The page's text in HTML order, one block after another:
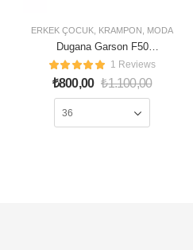
ERKEK ÇOCUK KRAMPON MODA
Dugana Garson F50
Krampon Su Yeşil Fıstık
Sarı
1 Reviews
₺800,00 ₺1.100,00